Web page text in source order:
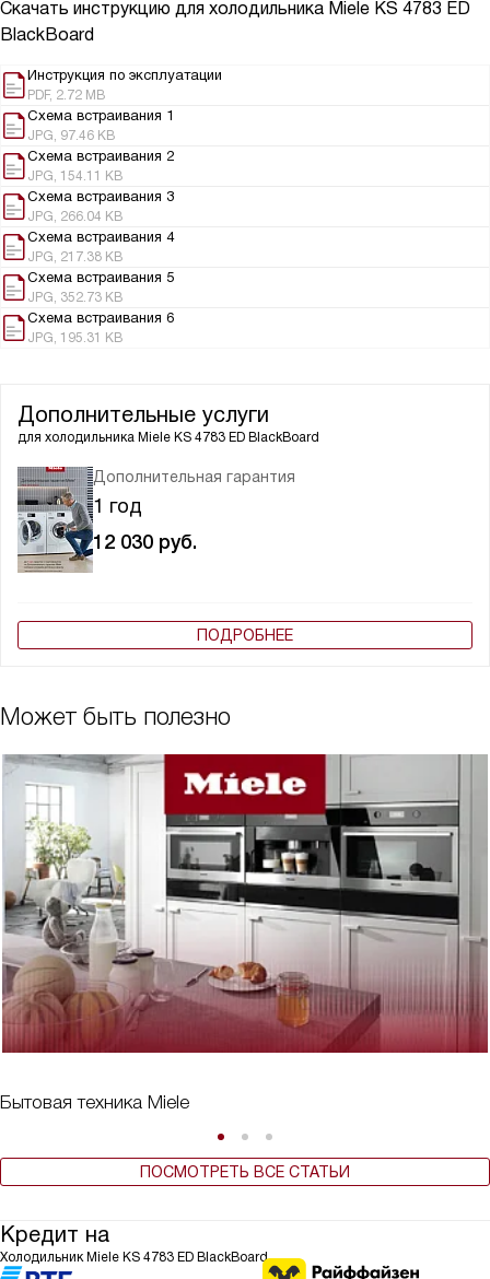
Скачать инструкцию для холодильника Miele KS 4783 ED
BlackBoard
Инструкция по эксплуатации
PDF, 2.72 MB
Схема встраивания 1
JPG, 97.46 KB
Схема встраивания 2
JPG, 154.11 KB
Схема встраивания 3
JPG, 266.04 KB
Схема встраивания 4
JPG, 217.38 KB
Схема встраивания 5
JPG, 352.73 KB
Схема встраивания 6
JPG, 195.31 KB
Дополнительные услуги
для холодильника Miele KS 4783 ED BlackBoard
Дополнительная гарантия
1 год
12 030 руб.
ПОДРОБНЕЕ
Может быть полезно
Бытовая техника Miele
ПОСМОТРЕТЬ ВСЕ СТАТЬИ
Кредит на
Холодильник Miele KS 4783 ED BlackBoard